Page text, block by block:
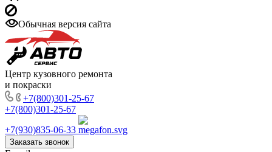
Обычная версия сайта
Центр кузовного ремонта
и покраски
+7(800)301-25-67
+7(800)301-25-67
+7(930)835-06-33
Заказать звонок